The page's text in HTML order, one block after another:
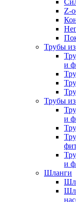
Z-
Трубы из
и
Трубы из
и
и
Шланги